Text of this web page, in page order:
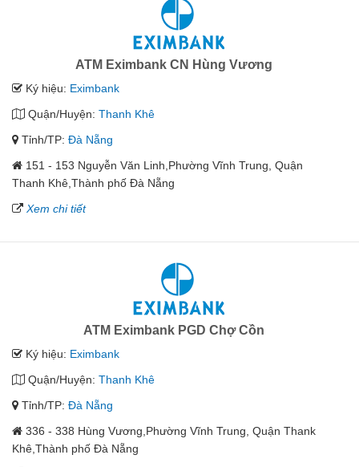
ATM Eximbank CN Hùng Vương
Ký hiệu: Eximbank
Quận/Huyện: Thanh Khê
Tỉnh/TP: Đà Nẵng
151 - 153 Nguyễn Văn Linh,Phường Vĩnh Trung, Quận
Thanh Khê,Thành phố Đà Nẵng
Xem chi tiết
ATM Eximbank PGD Chợ Cồn
Ký hiệu: Eximbank
Quận/Huyện: Thanh Khê
Tỉnh/TP: Đà Nẵng
336 - 338 Hùng Vương,Phường Vĩnh Trung, Quận Thank
Khê,Thành phố Đà Nẵng